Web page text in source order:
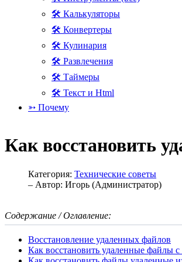
🛠 Калькуляторы
🛠 Конвертеры
🛠 Кулинария
🛠 Развлечения
🛠 Таймеры
🛠 Текст и Html
➳ Почему
Как восстановить
Категория: Технические советы
– Автор: Игорь (Администратор)
Содержание / Оглавление:
Восстановление удаленных файлов
Как восстановить удаленные файлы